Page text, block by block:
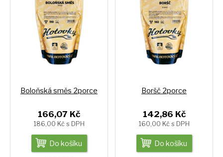
Boloňská směs 2porce
166,07 Kč
186,00 Kč s DPH
Do košíku
Boršč 2porce
142,86 Kč
160,00 Kč s DPH
Do košíku